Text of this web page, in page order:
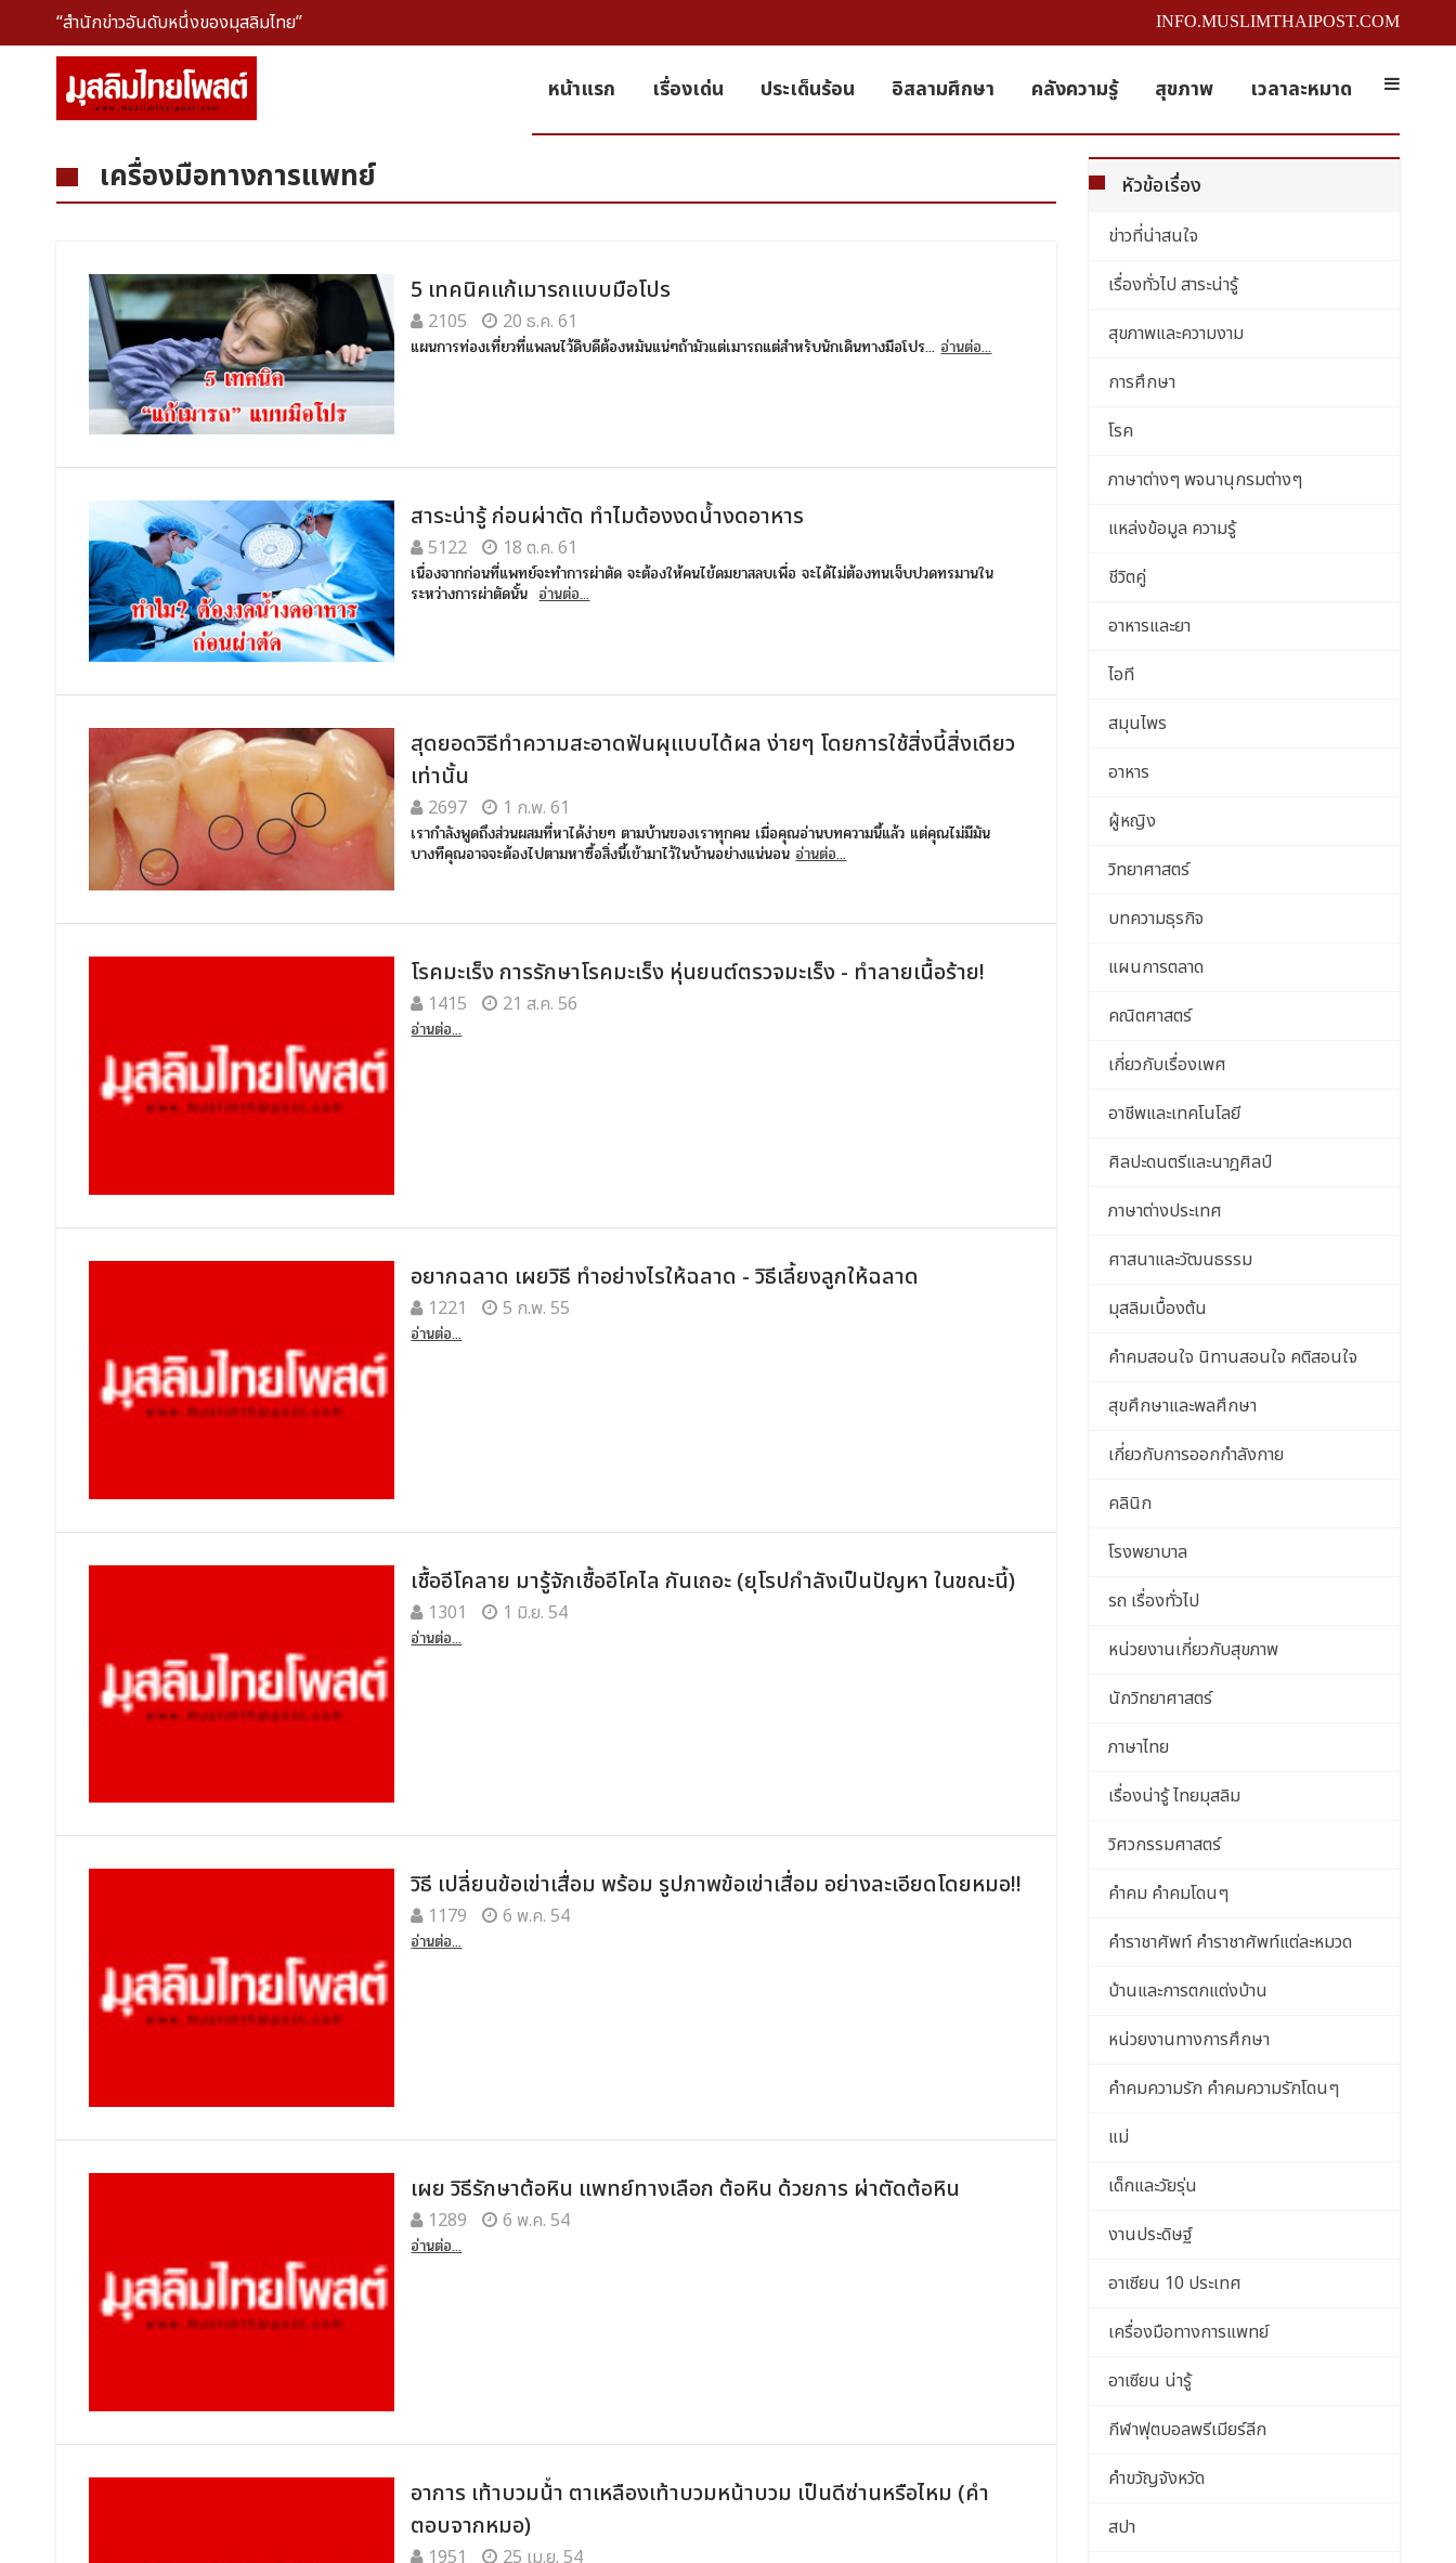
“สำนักข่าวอันดับหนึ่งของมุสลิมไทย” INFO.MUSLIMTHAIPOST.COM
หน้าแรก เรื่องเด่น ประเด็นร้อน อิสลามศึกษา คลังความรู้ สุขภาพ เวลาละหมาด
เครื่องมือทางการแพทย์
5 เทคนิคแก้เมารถแบบมือโปร
2105 20 ธ.ค. 61
แผนการท่องเที่ยวที่แพลนไว้ดิบดีต้องหมันแน่ๆถ้ามัวแต่เมารถแต่สำหรับนักเดินทางมือโปร... อ่านต่อ...
สาระน่ารู้ ก่อนผ่าตัด ทำไมต้องงดน้ำงดอาหาร
5122 18 ต.ค. 61
เนื่องจากก่อนที่แพทย์จะทำการผ่าตัด จะต้องให้คนไข้ดมยาสลบเพื่อ จะได้ไม่ต้องทนเจ็บปวดทรมานใน
ระหว่างการผ่าตัดนั้นอ่านต่อ...
สุดยอดวิธีทำความสะอาดฟันผุแบบได้ผล ง่ายๆ โดยการใช้สิ่งนี้สิ่งเดียว
เท่านั้น
2697 1 ก.พ. 61
เรากำลังพูดถึงส่วนผสมที่หาได้ง่ายๆ ตามบ้านของเราทุกคน เมื่อคุณอ่านบทความนี้แล้ว แต่คุณไม่มีมัน
บางทีคุณอาจจะต้องไปตามหาซื้อสิ่งนี้เข้ามาไว้ในบ้านอย่างแน่นอน อ่านต่อ...
โรคมะเร็ง การรักษาโรคมะเร็ง หุ่นยนต์ตรวจมะเร็ง - ทำลายเนื้อร้าย!
1415 21 ส.ค. 56
อ่านต่อ...
อยากฉลาด เผยวิธี ทำอย่างไรให้ฉลาด - วิธีเลี้ยงลูกให้ฉลาด
1221 5 ก.พ. 55
อ่านต่อ...
เชื้ออีโคลาย มารู้จักเชื้ออีโคไล กันเถอะ (ยุโรปกำลังเป็นปัญหา ในขณะนี้)
1301 1 มิ.ย. 54
อ่านต่อ...
วิธี เปลี่ยนข้อเข่าเสื่อม พร้อม รูปภาพข้อเข่าเสื่อม อย่างละเอียดโดยหมอ!!
1179 6 พ.ค. 54
อ่านต่อ...
เผย วิธีรักษาต้อหิน แพทย์ทางเลือก ต้อหิน ด้วยการ ผ่าตัดต้อหิน
1289 6 พ.ค. 54
อ่านต่อ...
อาการ เท้าบวมน้ํา ตาเหลืองเท้าบวมหน้าบวม เป็นดีซ่านหรือไหม (คำ
ตอบจากหมอ)
1951 25 เม.ย. 54
หัวข้อเรื่อง
ข่าวที่น่าสนใจ
เรื่องทั่วไป สาระน่ารู้
สุขภาพและความงาม
การศึกษา
โรค
ภาษาต่างๆ พจนานุกรมต่างๆ
แหล่งข้อมูล ความรู้
ชีวิตคู่
อาหารและยา
ไอที
สมุนไพร
อาหาร
ผู้หญิง
วิทยาศาสตร์
บทความธุรกิจ
แผนการตลาด
คณิตศาสตร์
เกี่ยวกับเรื่องเพศ
อาชีพและเทคโนโลยี
ศิลปะดนตรีและนาฎศิลป์
ภาษาต่างประเทศ
ศาสนาและวัฒนธรรม
มุสลิมเบื้องต้น
คําคมสอนใจ นิทานสอนใจ คติสอนใจ
สุขศึกษาและพลศึกษา
เกี่ยวกับการออกกำลังกาย
คลินิก
โรงพยาบาล
รถ เรื่องทั่วไป
หน่วยงานเกี่ยวกับสุขภาพ
นักวิทยาศาสตร์
ภาษาไทย
เรื่องน่ารู้ ไทยมุสลิม
วิศวกรรมศาสตร์
คำคม คำคมโดนๆ
คำราชาศัพท์ คำราชาศัพท์แต่ละหมวด
บ้านและการตกแต่งบ้าน
หน่วยงานทางการศึกษา
คำคมความรัก คำคมความรักโดนๆ
แม่
เด็กและวัยรุ่น
งานประดิษฐ์
อาเซียน 10 ประเทศ
เครื่องมือทางการแพทย์
อาเซียน น่ารู้
กีฬาฟุตบอลพรีเมียร์ลีก
คำขวัญจังหวัด
สปา